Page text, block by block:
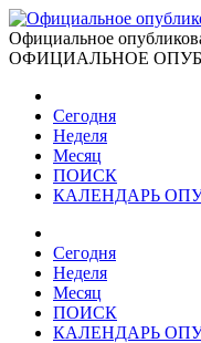
Официальное
ОФИЦИАЛЬНОЕ
Сегодня
Неделя
Месяц
ПОИСК
КАЛЕНДАРЬ
Сегодня
Неделя
Месяц
ПОИСК
КАЛЕНДАРЬ